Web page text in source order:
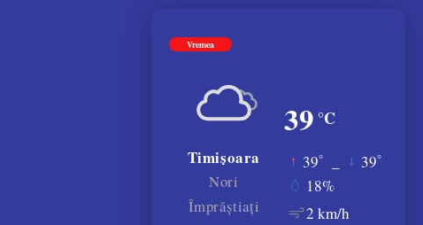
Vremea
39 °C
Timișoara
Nori
Împrăștiați
39° 39°
18%
2 km/h